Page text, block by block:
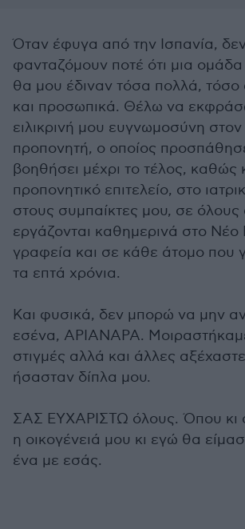
Όταν έφυγα από την Ισπανία, δεν
φανταζόμουν ποτέ ότι μια ομάδα
θα μου έδιναν τόσα πολλά, τόσο
και προσωπικά. Θέλω να
ειλικρινή μου ευγνωμοσύνη στον
προπονητή, ο οποίος
βοηθήσει μέχρι το τέλος, καθώς
προπονητικό επιτελείο, στο
στους συμπαίκτες μου, σε όλους
εργάζονται καθημερινά στο Νέο
γραφεία και σε κάθε άτομο που
τα επτά χρόνια.
Και φυσικά, δεν μπορώ να μην
εσένα, ΑΡΙΑΝΑΡΑ.
στιγμές αλλά και άλλες
ήσασταν δίπλα μου.
ΣΑΣ ΕΥΧΑΡΙΣΤΩ όλους. Όπου κι
η οικογένειά μου κι εγώ θα
ένα με εσάς.